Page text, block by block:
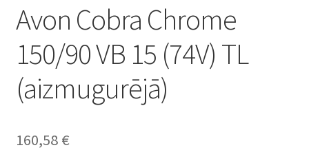
Avon Cobra Chrome
150/90 VB 15 (74V) TL
(aizmugurējā)
160,58 €